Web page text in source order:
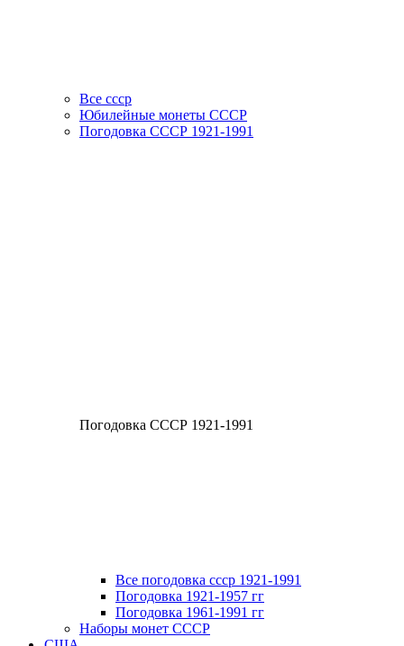
Все ссср
Юбилейные монеты СССР
Погодовка СССР 1921-1991
Погодовка СССР 1921-1991
Все погодовка ссср 1921-1991
Погодовка 1921-1957 гг
Погодовка 1961-1991 гг
Наборы монет СССР